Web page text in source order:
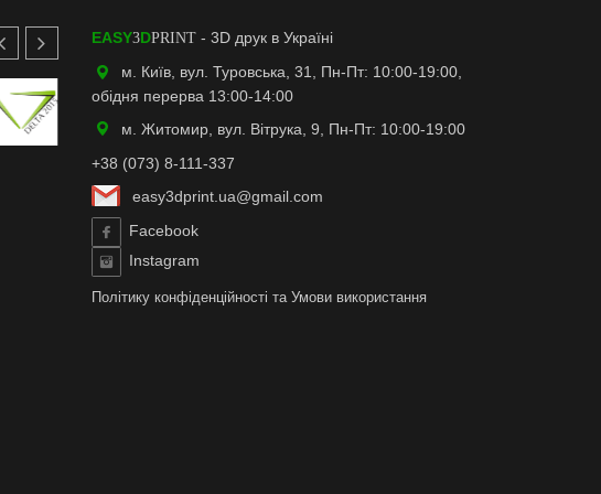
EASY3DPRINT- 3D друк в Україні
м. Київ, вул. Туровська, 31, Пн-Пт: 10:00-19:00,
обідня перерва 13:00-14:00
м. Житомир, вул. Вітрука, 9, Пн-Пт: 10:00-19:00
+38 (073) 8-111-337
easy3dprint.ua@gmail.com
Facebook
Instagram
Політику конфіденційності та Умови використання